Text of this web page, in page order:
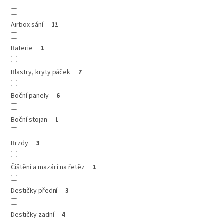
Airbox sání 12
Baterie 1
Blastry, kryty páček 7
Boční panely 6
Boční stojan 1
Brzdy 3
Čištění a mazání na řetěz 1
Destičky přední 3
Destičky zadní 4